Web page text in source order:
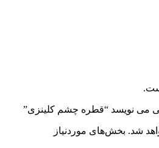
می نویسد “قطره چشم کلینزی”
شد. بخش‌های موردنیاز